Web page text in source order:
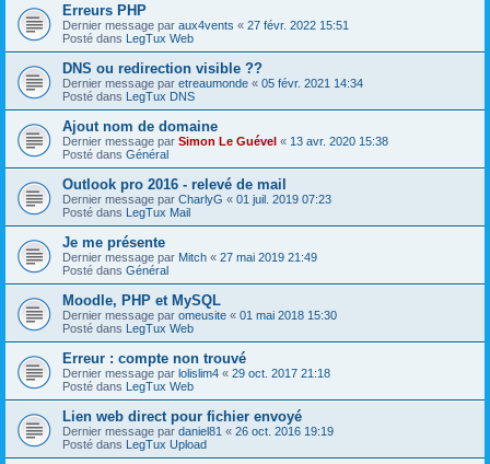
Erreurs PHP
Dernier message par aux4vents « 27 févr. 2022 15:51
Posté dans LegTux Web
DNS ou redirection visible ??
Dernier message par etreaumonde « 05 févr. 2021 14:34
Posté dans LegTux DNS
Ajout nom de domaine
Dernier message par Simon Le Guével « 13 avr. 2020 15:38
Posté dans Général
Outlook pro 2016 - relevé de mail
Dernier message par CharlyG « 01 juil. 2019 07:23
Posté dans LegTux Mail
Je me présente
Dernier message par Mitch « 27 mai 2019 21:49
Posté dans Général
Moodle, PHP et MySQL
Dernier message par omeusite « 01 mai 2018 15:30
Posté dans LegTux Web
Erreur : compte non trouvé
Dernier message par lolislim4 « 29 oct. 2017 21:18
Posté dans LegTux Web
Lien web direct pour fichier envoyé
Dernier message par daniel81 « 26 oct. 2016 19:19
Posté dans LegTux Upload